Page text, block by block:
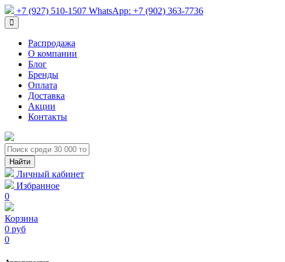
+7 (927) 510-1507 WhatsApp: +7 (902) 363-7736
Распродажа
О компании
Блог
Бренды
Оплата
Доставка
Акции
Контакты
Личный кабинет
Избранное
0
Корзина
0 руб
0